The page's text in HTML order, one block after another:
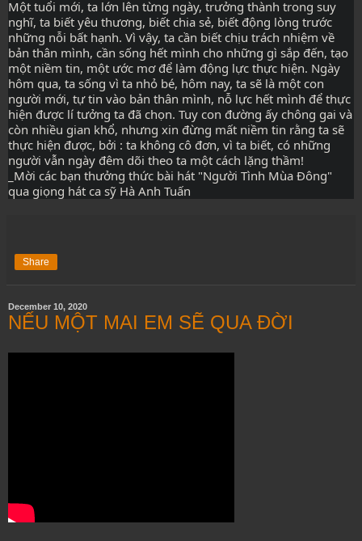
Một tuổi mới, ta lớn lên từng ngày, trưởng thành trong suy
nghĩ, ta biết yêu thương, biết chia sẻ, biết động lòng trước
những nỗi bất hạnh. Vì vậy, ta cần biết chịu trách nhiệm về
bản thân mình, cần sống hết mình cho những gì sắp đến, tạo
một niềm tin, một ước mơ để làm động lực thực hiện. Ngày
hôm qua, ta sống vì ta nhỏ bé, hôm nay, ta sẽ là một con
người mới, tự tin vào bản thân mình, nỗ lực hết mình để thực
hiện được lí tưởng ta đã chọn. Tuy con đường ấy chông gai và
còn nhiều gian khổ, nhưng xin đừng mất niềm tin rằng ta sẽ
thực hiện được, bởi : ta không cô đơn, vì ta biết, có những
người vẫn ngày đêm dõi theo ta một cách lặng thầm!
_Mời các bạn thưởng thức bài hát "Người Tình Mùa Đông"
qua giọng hát ca sỹ Hà Anh Tuấn
Share
December 10, 2020
NẾU MỘT MAI EM SẼ QUA ĐỜI